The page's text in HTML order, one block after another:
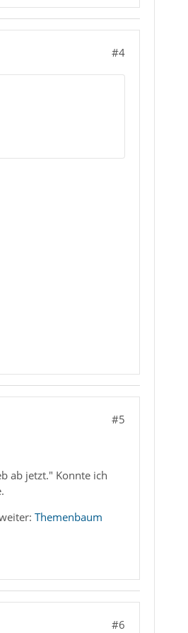
#4
#5
ab jetzt." Konnte ich
Themenbaum
#6